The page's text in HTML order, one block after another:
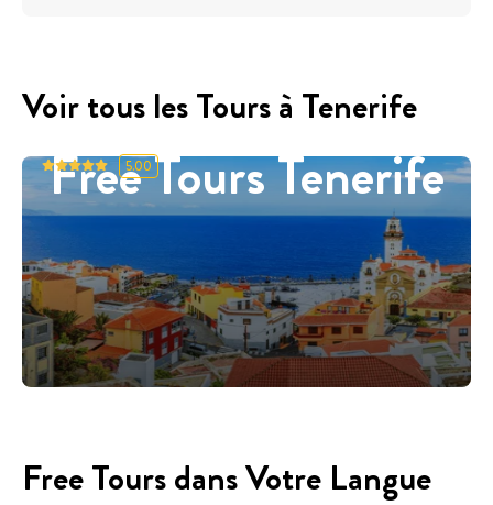
Voir tous les Tours à Tenerife
Free Tours Tenerife
5.00
Free Tours dans Votre Langue